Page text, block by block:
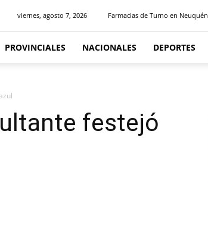
viernes, agosto 7, 2026 Farmacias de Turno en Neuquén
PROVINCIALES NACIONALES DEPORTES
festejó